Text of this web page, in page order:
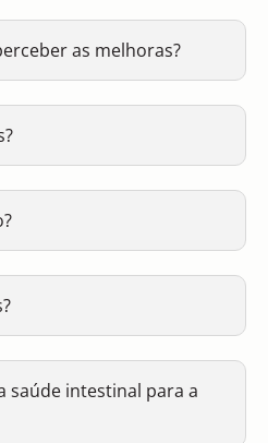
as melhoras?
saúde intestinal para a